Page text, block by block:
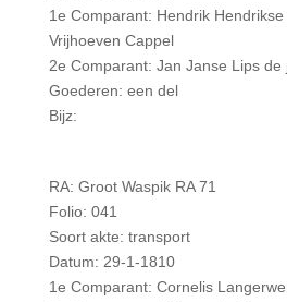
1e Comparant: Hendrik Hendrikse
Vrijhoeven Cappel
2e Comparant: Jan Janse Lips de
Goederen: een del
Bijz:
RA: Groot Waspik RA 71
Folio: 041
Soort akte: transport
Datum: 29-1-1810
1e Comparant: Cornelis